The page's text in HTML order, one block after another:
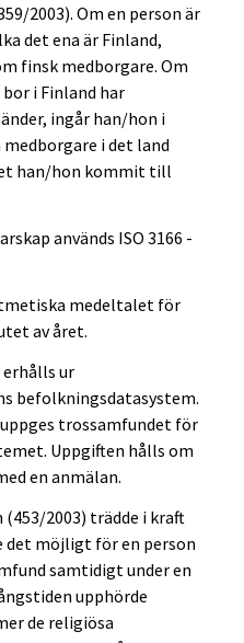
2003). Om en person är
det ena är Finland,
finsk medborgare. Om
i Finland har
ingår han/hon i
i det land
han/hon kommit till
används ISO 3166 -
medeltalet för
av året.
erhålls ur
befolkningsdatasystem.
trossamfundet för
Uppgiften hålls om
en anmälan.
2003) trädde i kraft
det möjligt för en person
samtidigt under en
upphörde
de religiösa